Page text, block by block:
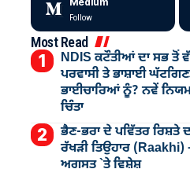
Follow
Most Read
NDIS ਕਟੌਤੀਆਂ ਦਾ ਸਭ ਤੋਂ
ਪਰਵਾਸੀ ਤੇ ਭਾਸ਼ਾਈ
ਭਾਈਚਾਰਿਆਂ ਨੂੰ? ਨਵੇਂ
ਚਿੰਤਾ
ਭੈਣ-ਭਰਾ ਦੇ ਪਵਿੱਤਰ ਰਿਸ਼ਤੇ
ਰੱਖੜੀ ਤਿਉਹਾਰ (Raakhi)
ਅਗਸਤ `ਤੇ ਵਿਸ਼ੇਸ਼